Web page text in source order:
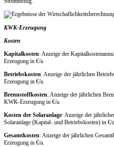
KWK-Erzeugung
Kosten
Kapitalkosten: Anzeige der
Erzeugung in €/a.
Betriebskosten: Anzeige der jährlichen
Erzeugung in €/a.
Brennstoffkosten: Anzeige der jährlichen
KWK-Erzeugung in €/a.
Kosten der Solaranlage: Anzeige der
Solaranlage (Kapital- und Betriebskosten) in €/
Gesamtkosten: Anzeige der jährlichen
Erzeugung in €/a.